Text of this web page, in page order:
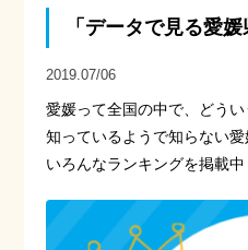
「データで見る愛
2019.07/06
愛媛って全国の中で、どう
知っているようで知らない愛
いろんなランキングを掲載中